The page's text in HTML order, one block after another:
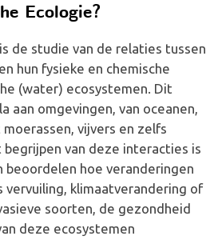
Ecologie?
de studie van de relaties tussen
hun fysieke en chemische
(water) ecosystemen. Dit
aan omgevingen, van oceanen,
vijvers en zelfs
van deze interacties is
beoordelen hoe veranderingen
vervuiling, klimaatverandering of
soorten, de gezondheid
deze ecosystemen